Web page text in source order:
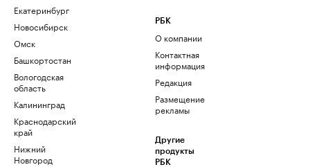
Екатеринбург
Новосибирск
Омск
Башкортостан
Вологодская
область
Калининград
Краснодарский
край
Нижний
Новгород
РБК
О компании
Контактная
информация
Редакция
Размещение
рекламы
Другие
продукты
РБК